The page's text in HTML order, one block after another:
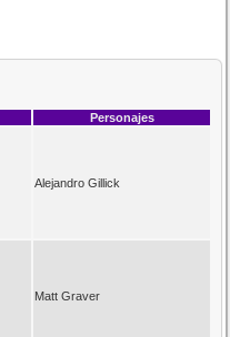
Personajes
Alejandro Gillick
Matt Graver